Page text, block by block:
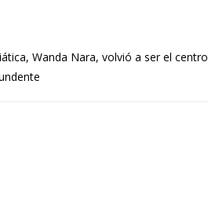
Wanda Nara, volvió a ser el centro